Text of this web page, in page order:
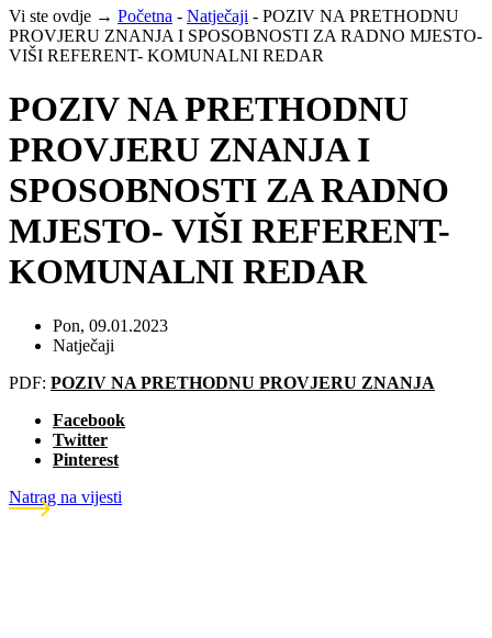
Vi ste ovdje → Početna - Natječaji - POZIV NA PRETHODNU
PROVJERU ZNANJA I SPOSOBNOSTI ZA RADNO MJESTO-
VIŠI REFERENT- KOMUNALNI REDAR
POZIV NA PRETHODNU
PROVJERU ZNANJA I
SPOSOBNOSTI ZA RADNO
MJESTO- VIŠI REFERENT-
KOMUNALNI REDAR
Pon, 09.01.2023
Natječaji
PDF: POZIV NA PRETHODNU PROVJERU ZNANJA
Facebook
Twitter
Pinterest
Natrag na vijesti